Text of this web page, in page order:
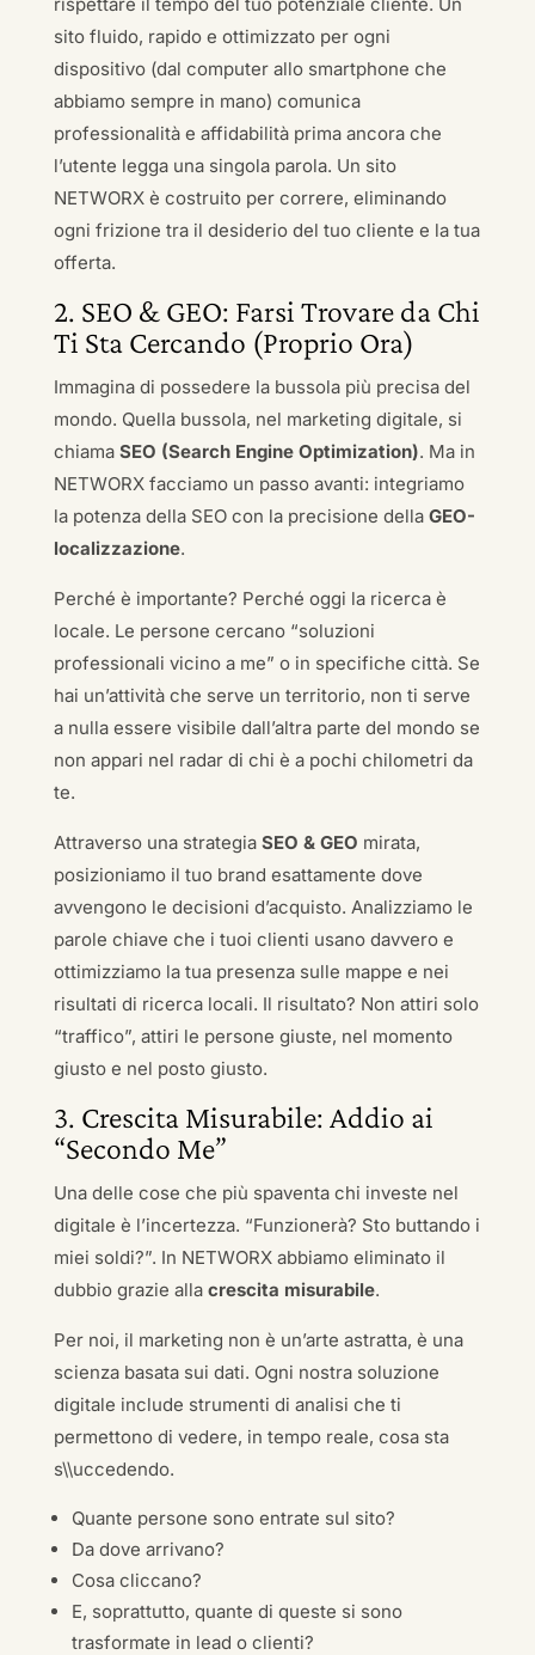
sito fluido, rapido e ottimizzato per ogni
dispositivo (dal computer allo smartphone che
abbiamo sempre in mano) comunica
professionalità e affidabilità prima ancora che
l’utente legga una singola parola. Un sito
NETWORX è costruito per correre, eliminando
ogni frizione tra il desiderio del tuo cliente e la tua
offerta.
2. SEO & GEO: Farsi Trovare da Chi
Ti Sta Cercando (Proprio Ora)
Immagina di possedere la bussola più precisa del
mondo. Quella bussola, nel marketing digitale, si
chiama SEO (Search Engine Optimization). Ma in
NETWORX facciamo un passo avanti: integriamo
la potenza della SEO con la precisione della GEO-
localizzazione.
Perché è importante? Perché oggi la ricerca è
locale. Le persone cercano “soluzioni
professionali vicino a me” o in specifiche città. Se
hai un’attività che serve un territorio, non ti serve
a nulla essere visibile dall’altra parte del mondo se
non appari nel radar di chi è a pochi chilometri da
te.
Attraverso una strategia SEO & GEO mirata,
posizioniamo il tuo brand esattamente dove
avvengono le decisioni d’acquisto. Analizziamo le
parole chiave che i tuoi clienti usano davvero e
ottimizziamo la tua presenza sulle mappe e nei
risultati di ricerca locali. Il risultato? Non attiri solo
“traffico”, attiri le persone giuste, nel momento
giusto e nel posto giusto.
3. Crescita Misurabile: Addio ai
“Secondo Me”
Una delle cose che più spaventa chi investe nel
digitale è l’incertezza. “Funzionerà? Sto buttando i
miei soldi?”. In NETWORX abbiamo eliminato il
dubbio grazie alla crescita misurabile.
Per noi, il marketing non è un’arte astratta, è una
scienza basata sui dati. Ogni nostra soluzione
digitale include strumenti di analisi che ti
permettono di vedere, in tempo reale, cosa sta
s\\uccedendo.
Quante persone sono entrate sul sito?
Da dove arrivano?
Cosa cliccano?
E, soprattutto, quante di queste si sono
trasformate in lead o clienti?